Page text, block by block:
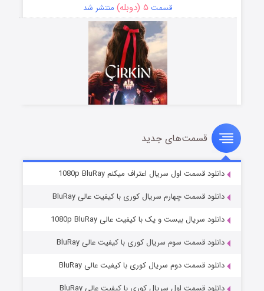
قسمت ۵ (دوبله) منتشر شد
سریال زشت
قسمت۲ (زیرنویس) منتشر شد
قسمت‌های جدید
دانلود قسمت اول سریال اعتراف میکنم 1080p BluRay
دانلود قسمت چهارم سریال کوری با کیفیت عالی BluRay
دانلود سریال بیست و یک با کیفیت عالی 1080p BluRay
دانلود قسمت سوم سریال کوری با کیفیت عالی BluRay
دانلود قسمت دوم سریال کوری با کیفیت عالی BluRay
دانلود قسمت اول سریال کوری با کیفیت عالی BluRay